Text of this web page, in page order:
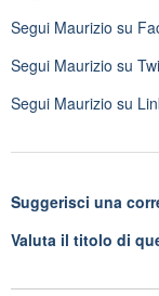
Segui Maurizio su
Segui Maurizio su
Segui Maurizio su
Suggerisci una
Valuta il titolo di